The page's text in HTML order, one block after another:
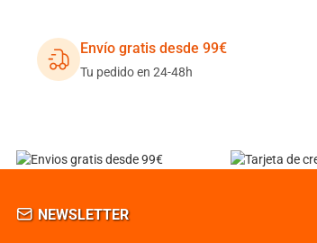
Envío gratis desde 99€
Tu pedido en 24-48h
NEWSLETTER